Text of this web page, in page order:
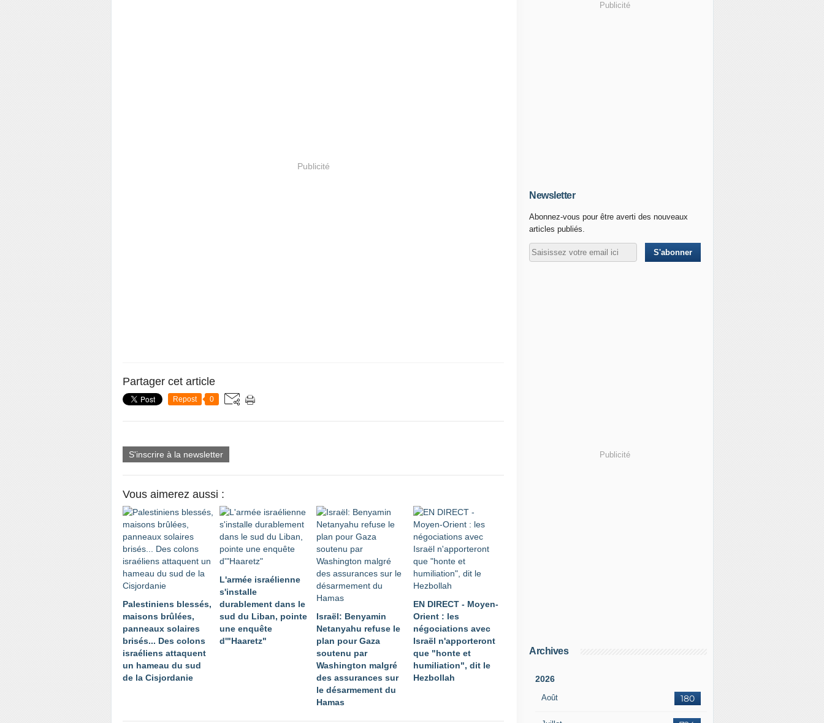
Publicité
Partager cet article
Repost 0
S'inscrire à la newsletter
Vous aimerez aussi :
Palestiniens blessés,
maisons brûlées,
panneaux solaires
brisés... Des colons
israéliens attaquent
un hameau du sud
de la Cisjordanie
L'armée israélienne
s'installe
durablement dans le
sud du Liban, pointe
une enquête
d'"Haaretz"
Israël: Benyamin
Netanyahu refuse le
plan pour Gaza
soutenu par
Washington malgré
des assurances sur
le désarmement du
Hamas
EN DIRECT - Moyen-
Orient : les
négociations avec
Israël n'apporteront
que "honte et
humiliation", dit le
Hezbollah
Publicité
Newsletter
Abonnez-vous pour être averti des nouveaux
articles publiés.
Publicité
Archives
2026
Août 180